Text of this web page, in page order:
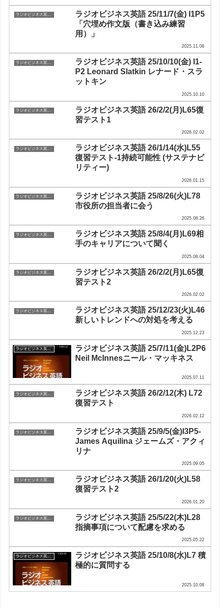
ラジオビジネス英会話
ラジオビジネス英語 25/11/7(金) I1P5
「穴埋め作文版（書き込み練習
用）」
2025.11.08
ラジオビジネス英会話
ラジオビジネス英語 25/10/10(金) I1-
P2 Leonard Slatkin レナード・スラ
ットキン
2025.10.10
ラジオビジネス英会話
ラジオビジネス英語 26/2/2(月)L65復
習テスト1
2026.02.02
ラジオビジネス英会話
ラジオビジネス英語 26/1/14(水)L55
復習テスト-1持続可能性 (サステナビ
リティー)
2026.01.15
ラジオビジネス英会話
ラジオビジネス英語 25/8/26(火)L78
市役所の担当者に会う
2025.08.26
ラジオビジネス英会話
ラジオビジネス英語 25/8/4(月)L69相
手のキャリアについて聞く
2025.08.04
ラジオビジネス英会話
ラジオビジネス英語 26/2/2(月)L65復
習テスト2
2026.02.02
ラジオビジネス英会話
ラジオビジネス英語 25/12/23(火)L46
新しいトレンドへの対処を考える
2025.12.23
ラジオビジネス英会話
ラジオビジネス英語 25/7/11(金)L2P6
Neil McInnesニール・マッキネス
2025.07.11
ラジオビジネス英会話
ラジオビジネス英語 26/2/12(木) L72
復習テスト
2026.02.12
ラジオビジネス英語 25/9/5(金)I3P5-
James Aquilina ジェームズ・アクィ
リナ
2025.09.05
ラジオビジネス英会話
ラジオビジネス英語 26/1/20(火)L58
復習テスト2
2026.01.20
ラジオビジネス英語 25/5/22(木)L28
指摘事項について配慮を求める
2025.05.22
ラジオビジネス英会話
ラジオビジネス英語 25/10/8(水)L7 積
極的に質問する
2025.10.08